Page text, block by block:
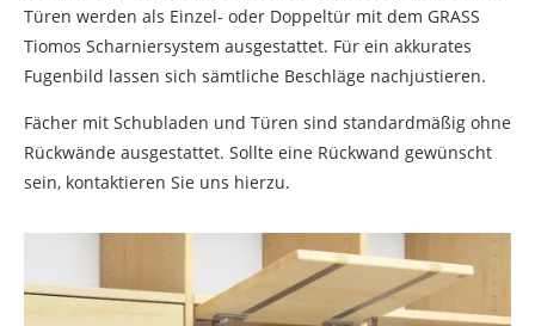
Türen werden als Einzel- oder Doppeltür mit dem GRASS
Tiomos Scharniersystem ausgestattet. Für ein akkurates
Fugenbild lassen sich sämtliche Beschläge nachjustieren.
Fächer mit Schubladen und Türen sind standardmäßig ohne
Rückwände ausgestattet. Sollte eine Rückwand gewünscht
sein, kontaktieren Sie uns hierzu.